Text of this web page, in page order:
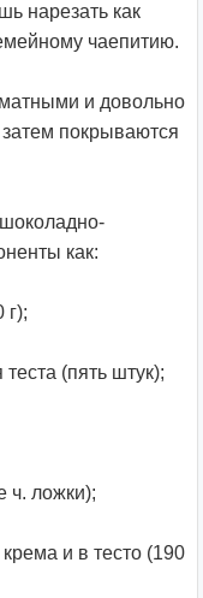
нарезать как
чаепитию.
и довольно
затем покрываются
как:
г);
(пять штук);
ч. ложки);
и в тесто (190